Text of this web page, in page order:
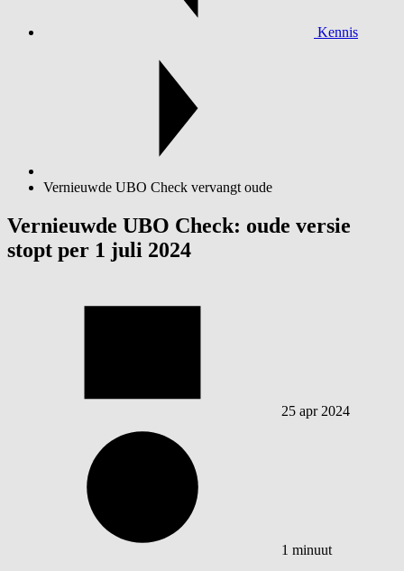
Kennis
Vernieuwde UBO Check vervangt oude
Vernieuwde UBO Check: oude versie
stopt per 1 juli 2024
25 apr 2024
1 minuut